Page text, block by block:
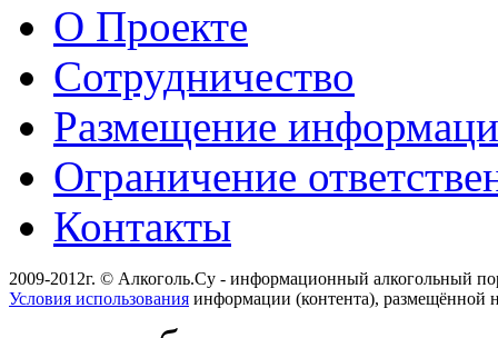
О Проекте
Сотрудничество
Размещение
Ограничение
Контакты
2009-2012г. © Алкоголь.Су - информационный алкогольный
Условия использования информации (контента), размещённой